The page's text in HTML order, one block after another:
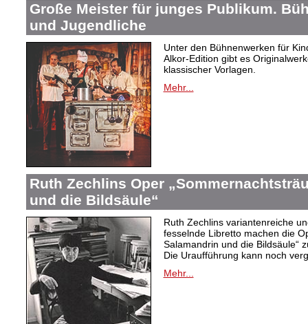
Große Meister für junges Publikum.
und Jugendliche
Unter den Bühnenwerken für
Alkor-Edition gibt es
klassischer Vorlagen.
Mehr...
Ruth Zechlins Oper
und die Bildsäule“
Ruth Zechlins variantenreiche
fesselnde Libretto machen die
Salamandrin und die Bildsäule“
Die Uraufführung kann noch
Mehr...